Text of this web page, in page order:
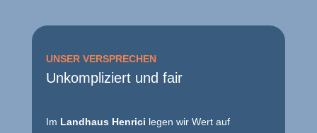
UNSER VERSPRECHEN
Unkompliziert und fair
Im Landhaus Henrici legen wir Wert auf